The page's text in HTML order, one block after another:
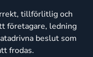
tillförlitlig och
företagare, ledning
beslut som
frodas.